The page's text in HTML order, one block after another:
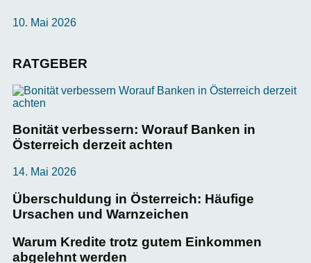
10. Mai 2026
RATGEBER
Bonität verbessern: Worauf Banken in
Österreich derzeit achten
14. Mai 2026
Überschuldung in Österreich: Häufige
Ursachen und Warnzeichen
Warum Kredite trotz gutem Einkommen
abgelehnt werden